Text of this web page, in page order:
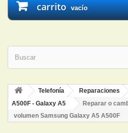
carrito vacío
Telefonía Reparaciones
A500F - Galaxy A5
Reparar o
volumen Samsung Galaxy A5 A500F